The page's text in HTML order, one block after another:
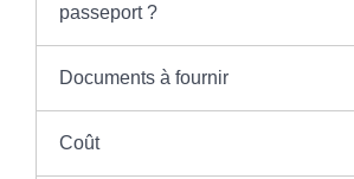
passeport ?
Documents à fournir
Coût